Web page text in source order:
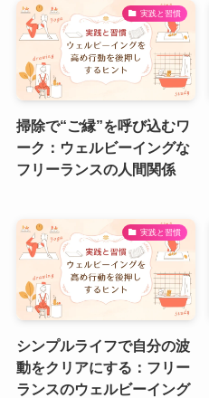
実践と習慣
掃除で“ご縁”を呼び込むワ
ーク：ウェルビーイングな
フリーランスの人間関係
実践と習慣
シンプルライフで自分の波
動をクリアにする：フリー
ランスのウェルビーイング